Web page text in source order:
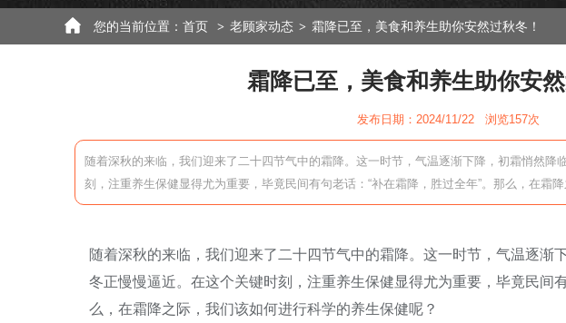
您的当前位置： 首页 > 老顾家动态 > 霜降已至，美食和养生助你安然过秋冬！
霜降已至，美食和养生助你安然
发布日期：2024/11/22 浏览157次
随着深秋的来临，我们迎来了二十四节气中的霜降。这一时节，气温逐渐下降，初霜悄然降
刻，注重养生保健显得尤为重要，毕竟民间有句老话：“补在霜降，胜过全年”。那么，在霜
随着深秋的来临，我们迎来了二十四节气中的霜降。这一时节，气温逐渐
冬正慢慢逼近。在这个关键时刻，注重养生保健显得尤为重要，毕竟民间
么，在霜降之际，我们该如何进行科学的养生保健呢？